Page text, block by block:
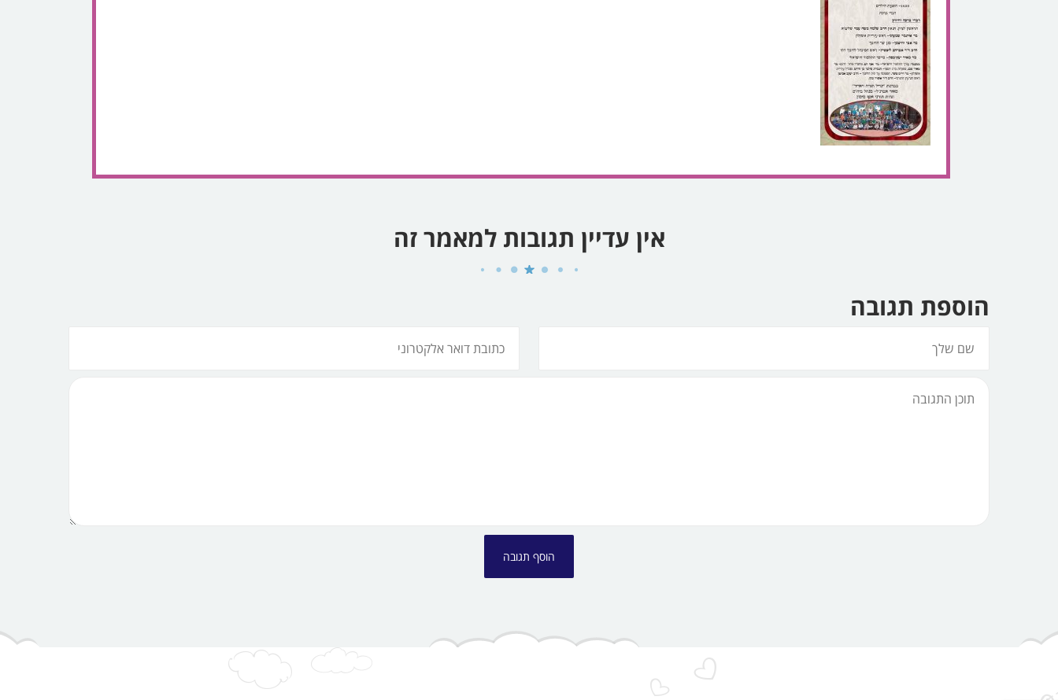
אין עדיין תגובות למאמר זה
הוספת תגובה